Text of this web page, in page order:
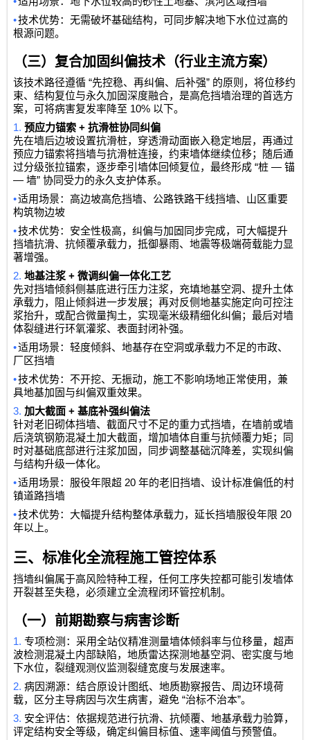
•技术优势：无需破坏基础结构，可同步解决地下水位过高的
根源问题。
（三）复合加固纠偏技术（行业主流方案）
该技术路径遵循 “先控稳、再纠偏、后补强” 的原则，将位移约
束、结构复位与永久加固深度融合，是高危挡墙治理的首选方
案，可将病害复发率降至 10% 以下。
1.预应力锚索 +抗滑桩协同纠偏
先在墙后边坡设置抗滑桩，穿透滑动面嵌入稳定地层，再通过
预应力锚索将挡墙与抗滑桩连接，约束墙体继续位移；随后通
过分级张拉锚索，逐步牵引墙体回倾复位，最终形成 “桩—锚
—墙”协同受力的永久支护体系。
•适用场景：高边坡高危挡墙、公路铁路干线挡墙、山区重要
构筑物边坡
•技术优势：安全性极高，纠偏与加固同步完成，可大幅提升
挡墙抗滑、抗倾覆承载力，抵御暴雨、地震等极端荷载能力显
著增强。
2.地基注浆+微调纠偏一体化工艺
先对挡墙倾斜侧基底进行压力注浆，充填地基空洞、提升土体
承载力，阻止倾斜进一步发展；再对反侧地基实施定向可控注
浆抬升，或配合微量掏土，实现毫米级精细化纠偏；最后对墙
体裂缝进行环氧灌浆、表面封闭补强。
•适用场景：轻度倾斜、地基存在空洞或承载力不足的市政、
厂区挡墙
•技术优势：不开挖、无振动，施工不影响场地正常使用，兼
具地基加固与纠偏双重效果。
3.加大截面 +基底补强纠偏法
针对老旧砌体挡墙、截面尺寸不足的重力式挡墙，在墙前或墙
后浇筑钢筋混凝土加大截面，增加墙体自重与抗倾覆力矩；同
时对基础底部进行注浆加固，同步调整基础沉降差，实现纠偏
与结构升级一体化。
•适用场景：服役年限超 20年的老旧挡墙、设计标准偏低的村
镇道路挡墙
•技术优势：大幅提升结构整体承载力，延长挡墙服役年限 20
年以上。
三、标准化全流程施工管控体系
挡墙纠偏属于高风险特种工程，任何工序失控都可能引发墙体
开裂甚至失稳，必须建立全流程闭环管控机制。
（一）前期勘察与病害诊断
1.专项检测：采用全站仪精准测量墙体倾斜率与位移量，超声
波检测混凝土内部缺陷，地质雷达探测地基空洞、密实度与地
下水位，裂缝观测仪监测裂缝宽度与发展速率。
2.病因溯源：结合原设计图纸、地质勘察报告、周边环境荷
载，区分主导病因与次生病害，避免 “治标不治本”。
3. 安全评估：依据规范进行抗滑、抗倾覆、地基承载力验算，
评定结构安全等级，确定纠偏目标值、速率阈值与预警值。